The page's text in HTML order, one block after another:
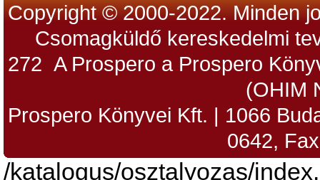
Copyright © 2000-2022. Minden
Csomagküldő kereskedelmi
272 A Prospero a Prospero
(OHIM
Prospero Könyvei Kft. | 1066
0642,
/katalogus/osztalyozas/